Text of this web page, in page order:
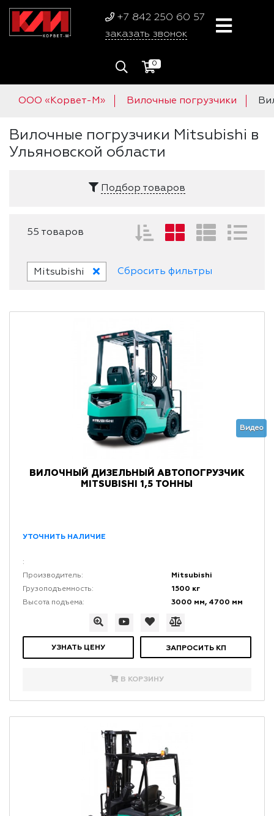
+7 842 250 60 57
заказать звонок
0
ООО «Корвет-М» Вилочные погрузчики
Вилочные погрузчики Mitsubishi в
Ульяновской области
Подбор товаров
55 товаров
Mitsubishi Сбросить фильтры
Видео
ВИЛОЧНЫЙ ДИЗЕЛЬНЫЙ АВТОПОГРУЗЧИК
MITSUBISHI 1,5 ТОННЫ
УТОЧНИТЬ НАЛИЧИЕ
:
Производитель:
Mitsubishi
Грузоподъемность: 1500 кг
Высота подъема: 3000 мм, 4700 мм
УЗНАТЬ ЦЕНУ ЗАПРОСИТЬ КП
В КОРЗИНУ